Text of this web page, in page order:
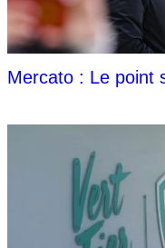
Mercato : Le point